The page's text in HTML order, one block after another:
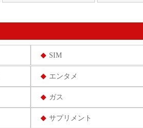
SIM
エンタメ
ガス
サプリメント